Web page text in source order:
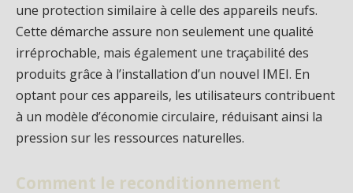
une protection similaire à celle des appareils neufs.
Cette démarche assure non seulement une qualité
irréprochable, mais également une traçabilité des
produits grâce à l’installation d’un nouvel IMEI. En
optant pour ces appareils, les utilisateurs contribuent
à un modèle d’économie circulaire, réduisant ainsi la
pression sur les ressources naturelles.
Comment le reconditionnement